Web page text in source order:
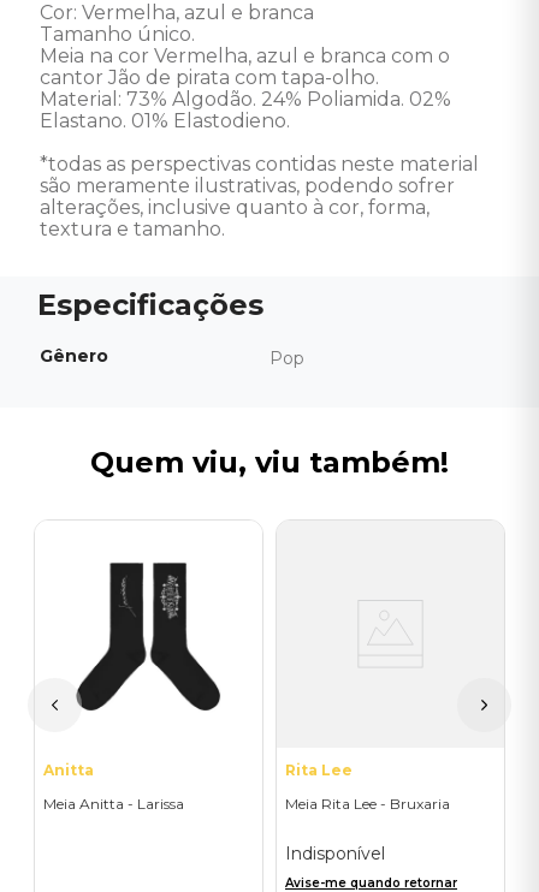
Cor: Vermelha, azul e branca
Tamanho único.
Meia na cor Vermelha, azul e branca com o
cantor Jão de pirata com tapa-olho.
Material: 73% Algodão. 24% Poliamida. 02%
Elastano. 01% Elastodieno.
*todas as perspectivas contidas neste material
são meramente ilustrativas, podendo sofrer
alterações, inclusive quanto à cor, forma,
textura e tamanho.
Gênero Pop
Quem viu, viu também!
Anitta
Meia Anitta - Larissa
Rita Lee
Meia Rita Lee - Bruxaria
Indisponível
Avise-me quando retornar